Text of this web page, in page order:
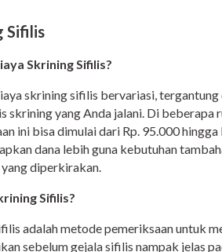
Sifilis
Skrining Sifilis?
skrining sifilis bervariasi,
skrining yang Anda jalani. Di beberapa
ini bisa dimulai dari Rp. 95.000
dana lebih guna kebutuhan
diperkirakan.
Sifilis?
adalah metode pemeriksaan untuk
sebelum gejala sifilis nampak jelas